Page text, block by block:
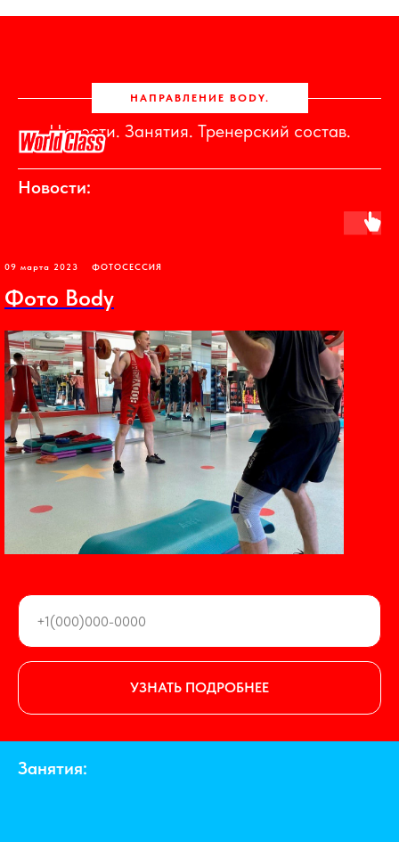
НАПРАВЛЕНИЕ BODY.
Новости. Занятия. Тренерский состав.
Новости:
09 марта 2023 ФОТОСЕССИЯ
Фото Body
УЗНАТЬ ПОДРОБНЕЕ
Занятия: